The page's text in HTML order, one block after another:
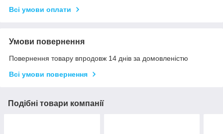
Всі умови оплати
Умови повернення
Повернення товару впродовж 14 днів за домовленістю
Всі умови повернення
Подібні товари компанії